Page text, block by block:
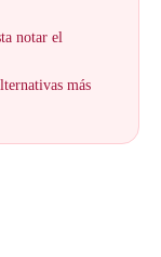
notar el
más